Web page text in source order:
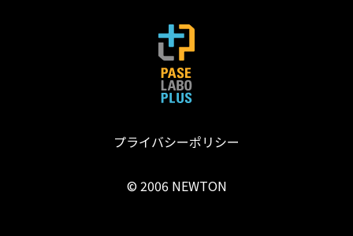
プライバシーポリシー
© 2006 NEWTON